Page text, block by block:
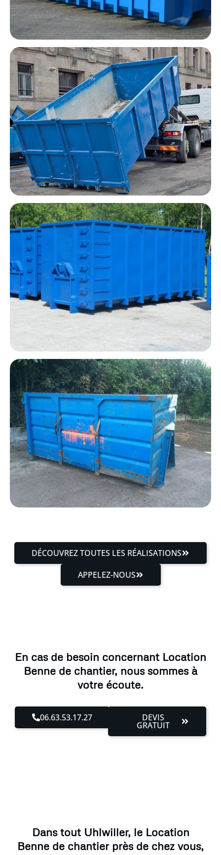
DÉCOUVREZ TOUTES LES RÉALISATIONS
APPELEZ-NOUS
En cas de besoin concernant Location
Benne de chantier, nous sommes à
votre écoute.
06.63.53.17.27 DEVIS
GRATUIT
Dans tout Uhlwiller, le Location
Benne de chantier près de chez vous,